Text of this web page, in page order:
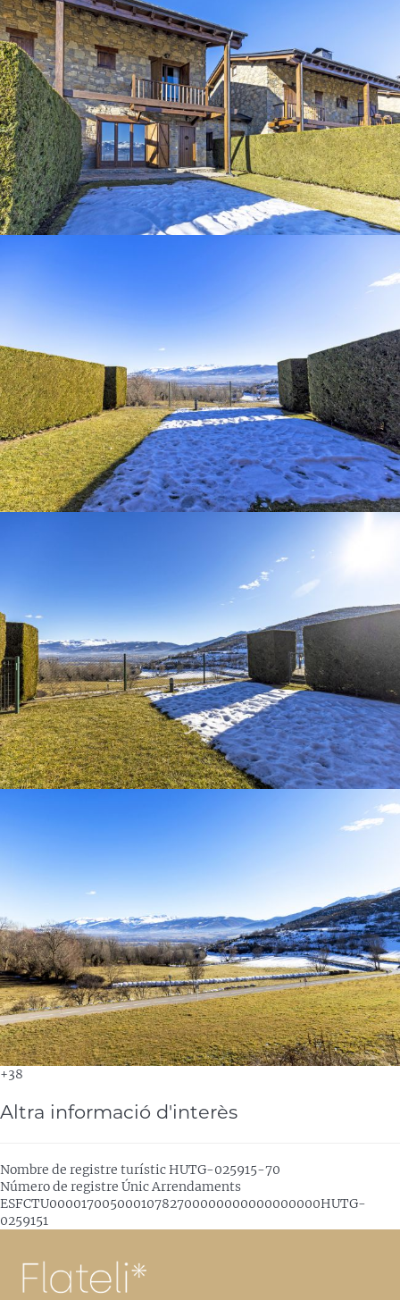
+38
Altra informació d'interès
Nombre de registre turísticHUTG-025915-70
Número de registre Únic Arrendaments
ESFCTU00001700500010782700000000000000000HUTG-
0259151